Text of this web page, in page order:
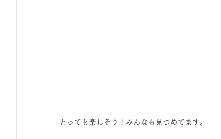
とっても楽しそう！みんなも見つめてます。